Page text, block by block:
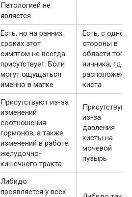
Патологией не
является
Есть, но на ранних
сроках этот
симптом не всегда
присутствует. Боли
могут ощущаться
именно в матке
Есть, с одной
стороны в
области того
яичника, где
расположена
киста
Присутствуют из-за
изменений
соотношения
гормонов, а также
изменений в работе
желудочно-
кишечного тракта
Присутствуют
из-за
давления
кисты на
мочевой
пузырь
Либидо
проявляется у всех